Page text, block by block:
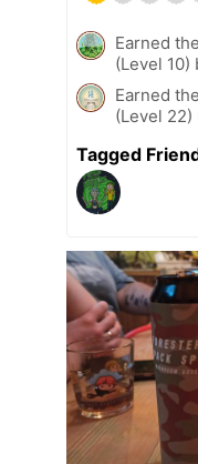
Earned
(Level 10)
Earned
(Level 22)
Tagged